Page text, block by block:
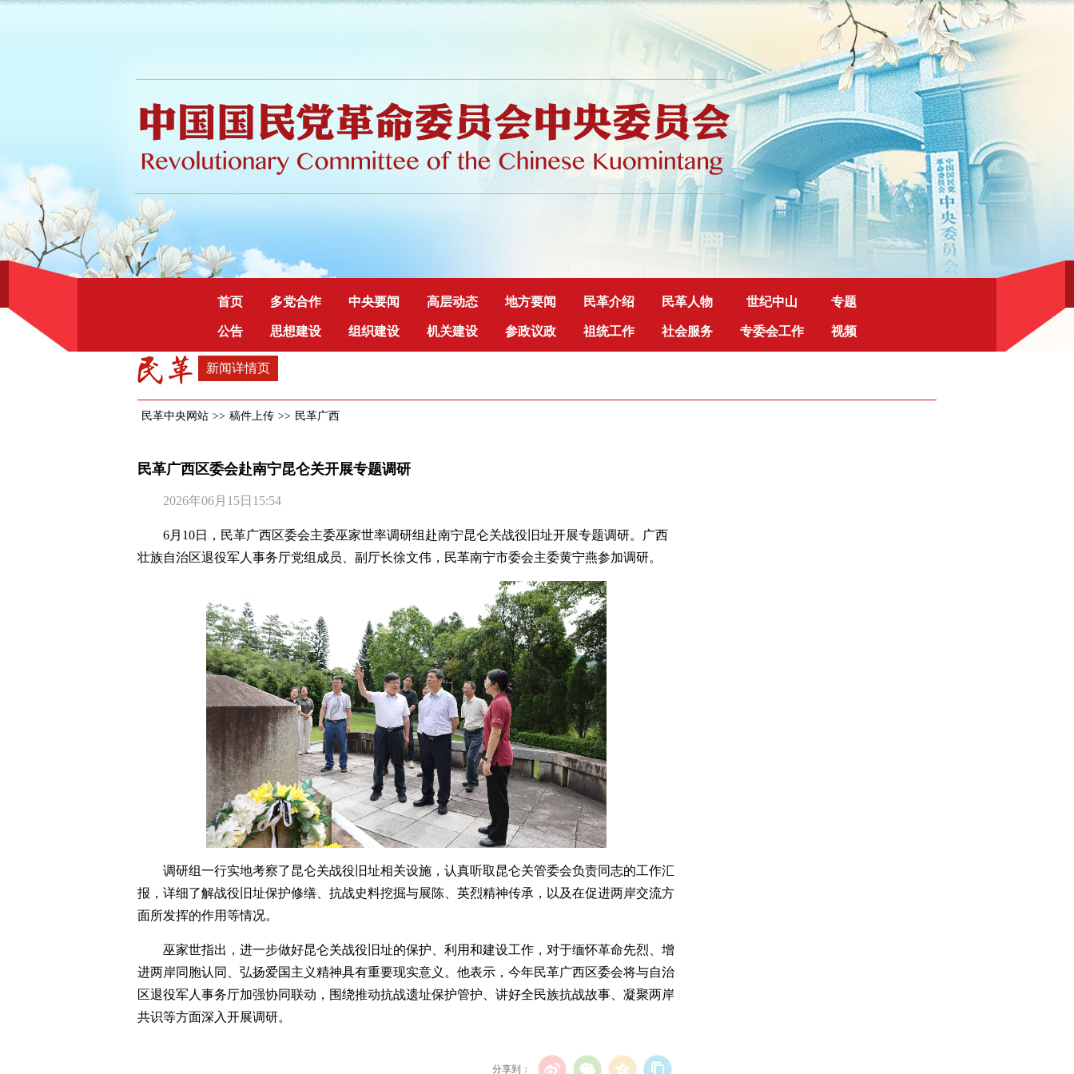
首页 多党合作 中央要闻 高层动态 地方要闻 民革介绍 民革人物 世纪中山 专题
公告 思想建设 组织建设 机关建设 参政议政 祖统工作 社会服务 专委会工作 视频
新闻详情页
民革中央网站 >> 稿件上传 >> 民革广西
民革广西区委会赴南宁昆仑关开展专题调研
2026年06月15日15:54
6月10日，民革广西区委会主委巫家世率调研组赴南宁昆仑关战役旧址开展专题调研。广西
壮族自治区退役军人事务厅党组成员、副厅长徐文伟，民革南宁市委会主委黄宁燕参加调研。
调研组一行实地考察了昆仑关战役旧址相关设施，认真听取昆仑关管委会负责同志的工作汇
报，详细了解战役旧址保护修缮、抗战史料挖掘与展陈、英烈精神传承，以及在促进两岸交流方
面所发挥的作用等情况。
巫家世指出，进一步做好昆仑关战役旧址的保护、利用和建设工作，对于缅怀革命先烈、增
进两岸同胞认同、弘扬爱国主义精神具有重要现实意义。他表示，今年民革广西区委会将与自治
区退役军人事务厅加强协同联动，围绕推动抗战遗址保护管护、讲好全民族抗战故事、凝聚两岸
共识等方面深入开展调研。
分享到：